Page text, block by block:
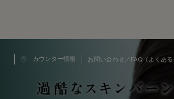
カウンター情報 お問い合わせ／FAQ（よくある